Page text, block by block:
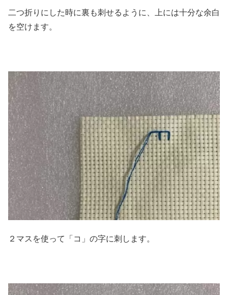
二つ折りにした時に裏も刺せるように、上には十分な余白
を空けます。
２マスを使って「コ」の字に刺します。